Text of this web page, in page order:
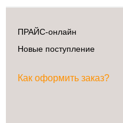
ПРАЙС-онлайн
Новые поступление
Как оформить заказ?